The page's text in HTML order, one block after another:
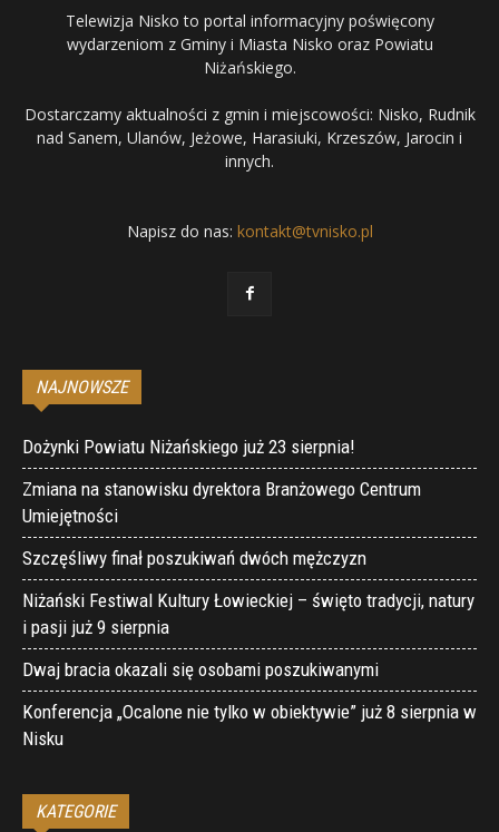
Telewizja Nisko to portal informacyjny poświęcony
wydarzeniom z Gminy i Miasta Nisko oraz Powiatu
Niżańskiego.
Dostarczamy aktualności z gmin i miejscowości: Nisko, Rudnik
nad Sanem, Ulanów, Jeżowe, Harasiuki, Krzeszów, Jarocin i
innych.
Napisz do nas: kontakt@tvnisko.pl
NAJNOWSZE
Dożynki Powiatu Niżańskiego już 23 sierpnia!
Zmiana na stanowisku dyrektora Branżowego Centrum
Umiejętności
Szczęśliwy finał poszukiwań dwóch mężczyzn
Niżański Festiwal Kultury Łowieckiej – święto tradycji, natury
i pasji już 9 sierpnia
Dwaj bracia okazali się osobami poszukiwanymi
Konferencja „Ocalone nie tylko w obiektywie” już 8 sierpnia w
Nisku
KATEGORIE